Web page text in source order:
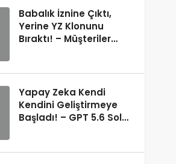
Babalık İznine Çıktı,
Yerine YZ Klonunu
Bıraktı! – Müşteriler
Yapay Zeka Kendi
Kendini Geliştirmeye
Başladı! – GPT 5.6 Sol